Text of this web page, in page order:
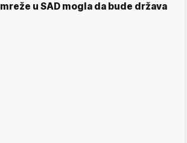
mreže u SAD mogla da bude država